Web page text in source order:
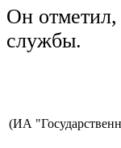
Он отметил,
службы.
(ИА